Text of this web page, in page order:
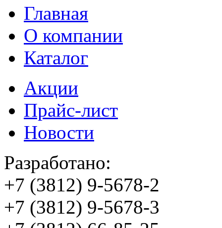
Главная
О компании
Каталог
Акции
Прайс-лист
Новости
Разработано:
+7 (3812) 9-5678-2
+7 (3812) 9-5678-3